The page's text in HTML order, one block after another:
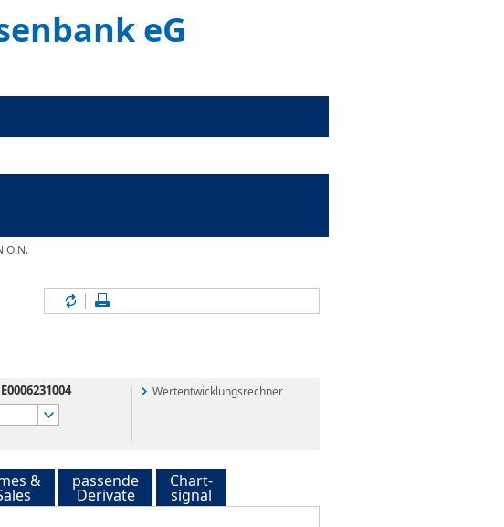
eG
O.N.
Inhalte aktualisieren
Wertentwicklungsrechner
& passende
Derivate
Chart-
signal